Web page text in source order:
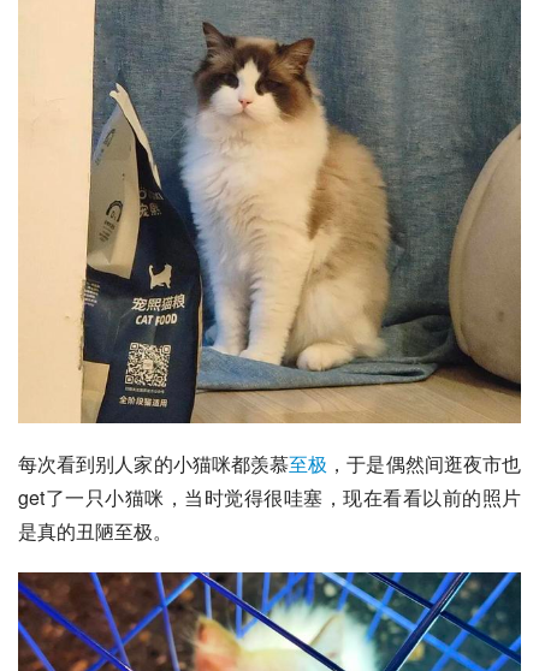
每次看到别人家的小猫咪都羡慕至极 ，于是偶然间逛夜市也
get了一只小猫咪，当时觉得很哇塞，现在看看以前的照片
是真的丑陋至极。